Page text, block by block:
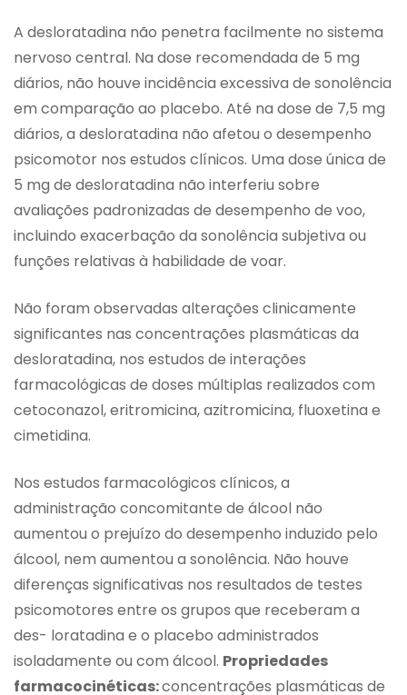
A desloratadina não penetra facilmente no sistema
nervoso central. Na dose recomendada de 5 mg
diários, não houve incidência excessiva de sonolência
em comparação ao placebo. Até na dose de 7,5 mg
diários, a desloratadina não afetou o desempenho
psicomotor nos estudos clínicos. Uma dose única de
5 mg de desloratadina não interferiu sobre
avaliações padronizadas de desempenho de voo,
incluindo exacerbação da sonolência subjetiva ou
funções relativas à habilidade de voar.
Não foram observadas alterações clinicamente
significantes nas concentrações plasmáticas da
desloratadina, nos estudos de interações
farmacológicas de doses múltiplas realizados com
cetoconazol, eritromicina, azitromicina, fluoxetina e
cimetidina.
Nos estudos farmacológicos clínicos, a
administração concomitante de álcool não
aumentou o prejuízo do desempenho induzido pelo
álcool, nem aumentou a sonolência. Não houve
diferenças significativas nos resultados de testes
psicomotores entre os grupos que receberam a
des- loratadina e o placebo administrados
isoladamente ou com álcool. Propriedades
farmacocinéticas:concentrações plasmáticas de